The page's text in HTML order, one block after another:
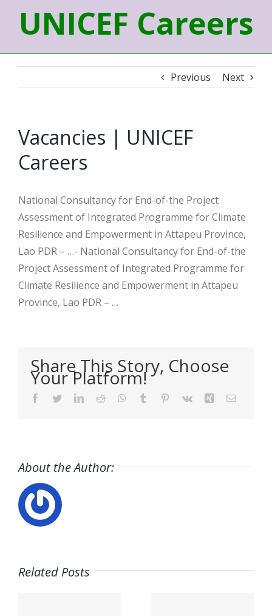
UNICEF Careers
Previous Next
Vacancies | UNICEF
Careers
National Consultancy for End-of-the Project
Assessment of Integrated Programme for Climate
Resilience and Empowerment in Attapeu Province,
Lao PDR – …- National Consultancy for End-of-the
Project Assessment of Integrated Programme for
Climate Resilience and Empowerment in Attapeu
Province, Lao PDR – …
Share This Story, Choose
Your Platform!
Facebook
TwitterLinkedIn
Reddit WhatsApp
Tumblr Pinterest
Vk Xing Email
About the Author:
Related Posts